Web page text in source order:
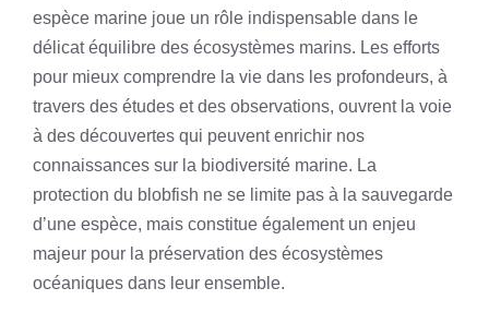
espèce marine joue un rôle indispensable dans le
délicat équilibre des écosystèmes marins. Les efforts
pour mieux comprendre la vie dans les profondeurs, à
travers des études et des observations, ouvrent la voie
à des découvertes qui peuvent enrichir nos
connaissances sur la biodiversité marine. La
protection du blobfish ne se limite pas à la sauvegarde
d’une espèce, mais constitue également un enjeu
majeur pour la préservation des écosystèmes
océaniques dans leur ensemble.